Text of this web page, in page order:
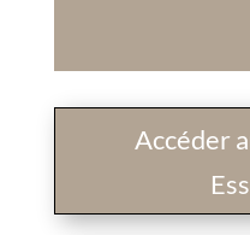
Accéder